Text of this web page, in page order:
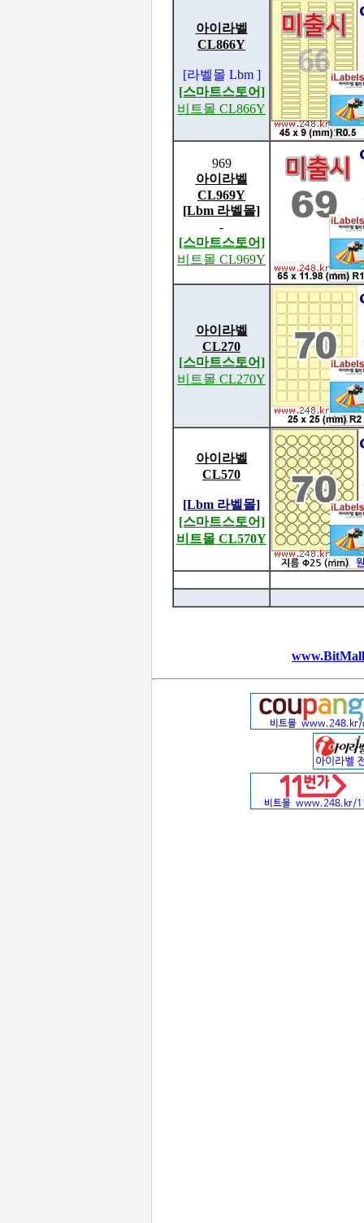
아이라벨
CL866Y
[라벨몰 Lbm ]
[스마트스토어]
비트몰 CL866Y
969
아이라벨
CL969Y
[Lbm 라벨몰]
-
[스마트스토어]
비트몰 CL969Y
아이라벨
CL270
[스마트스토어]
비트몰 CL270Y
아이라벨
CL570
[Lbm 라벨몰]
[스마트스토어]
비트몰 CL570Y